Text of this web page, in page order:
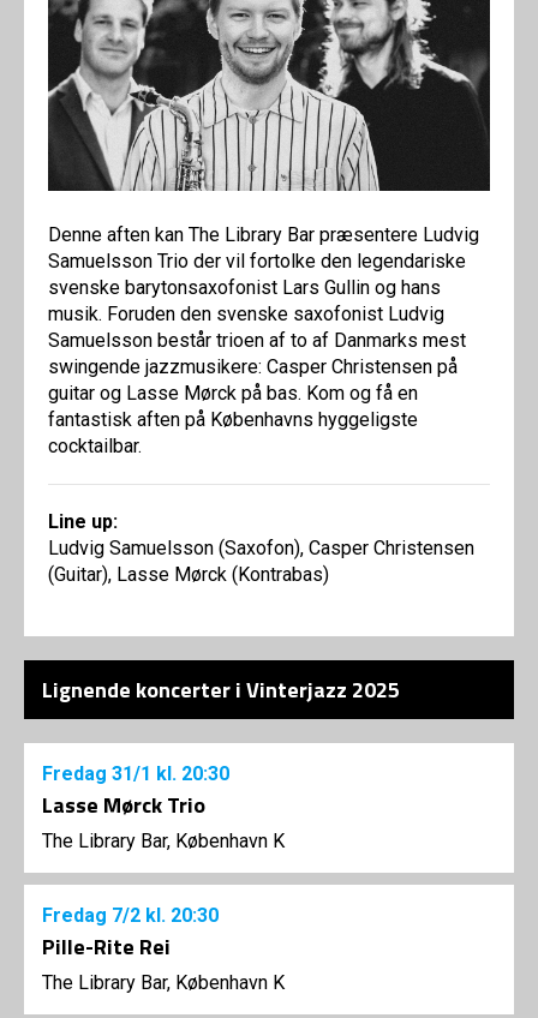
Denne aften kan The Library Bar præsentere Ludvig
Samuelsson Trio der vil fortolke den legendariske
svenske barytonsaxofonist Lars Gullin og hans
musik. Foruden den svenske saxofonist Ludvig
Samuelsson består trioen af to af Danmarks mest
swingende jazzmusikere: Casper Christensen på
guitar og Lasse Mørck på bas. Kom og få en
fantastisk aften på Københavns hyggeligste
cocktailbar.
Line up:
Ludvig Samuelsson (Saxofon), Casper Christensen
(Guitar), Lasse Mørck (Kontrabas)
Lignende koncerter i Vinterjazz 2025
Fredag 31/1 kl. 20:30
Lasse Mørck Trio
The Library Bar, København K
Fredag 7/2 kl. 20:30
Pille-Rite Rei
The Library Bar, København K